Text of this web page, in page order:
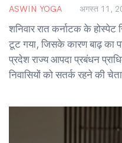
ASWIN YOGA अगस्त 11,
शनिवार रात कर्नाटक के
टूट गया, जिसके कारण बाढ़ का
प्रदेश राज्य आपदा प्रबंधन
निवासियों को सतर्क रहने की